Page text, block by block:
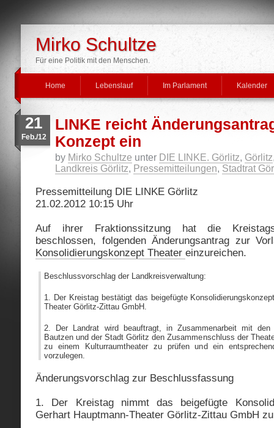
Mirko Schultze
Für eine Politik mit den Menschen.
Home Lebenslauf Im Parlament Kalender
21
Feb./12
LINKE reicht
Konzept ein
by Mirko Schultze unter DIE LINKE. Görlitz, Görlitz
Landkreis Görlitz, Pressemitteilungen, Stadtrat
Pressemitteilung DIE LINKE Görlitz
21.02.2012 10:15 Uhr
Auf ihrer Fraktionssitzung hat die
beschlossen, folgenden Änderungsantrag zur
Konsolidierungskonzept Theater einzureichen.
Beschlussvorschlag der Landkreisverwaltung:
1. Der Kreistag bestätigt das beigefügte
Theater Görlitz-Zittau GmbH.
2. Der Landrat wird beauftragt, in Zusammenarbeit mit den
Bautzen und der Stadt Görlitz den Zusammenschluss der
zu einem Kulturraumtheater zu prüfen und ein
vorzulegen.
Änderungsvorschlag zur Beschlussfassung
1. Der Kreistag nimmt das beigefügte
Gerhart Hauptmann-Theater Görlitz-Zittau GmbH